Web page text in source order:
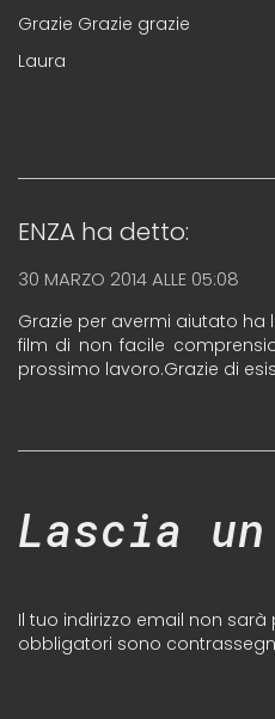
Grazie Grazie grazie
Laura
ENZA ha detto:
30 MARZO 2014 ALLE 05:08
Grazie per avermi aiutato ha
film di non facile
prossimo lavoro.Grazie di
Lascia un
Il tuo indirizzo email non
obbligatori sono